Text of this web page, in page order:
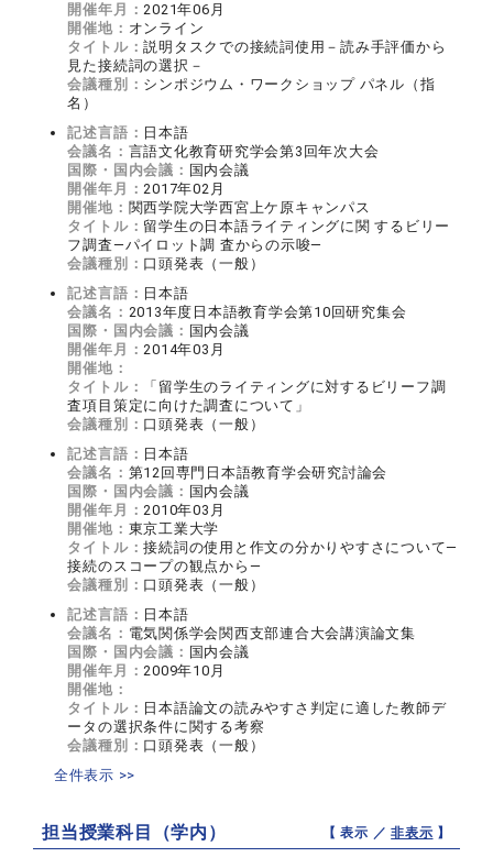
開催年月：2021年06月
開催地： オンライン
タイトル：説明タスクでの接続詞使用－読み手評価から
見た接続詞の選択－
会議種別： シンポジウム・ワークショップ パネル（指
名）
記述言語： 日本語
会議名： 言語文化教育研究学会第3回年次大会
国際・国内会議： 国内会議
開催年月：2017年02月
開催地： 関西学院大学西宮上ケ原キャンパス
タイトル： 留学生の日本語ライティングに関 するビリー
フ調査―パイロット調 査からの示唆―
会議種別： 口頭発表（一般）
記述言語： 日本語
会議名： 2013年度日本語教育学会第10回研究集会
国際・国内会議： 国内会議
開催年月：2014年03月
開催地：
タイトル：
「留学生のライティングに対するビリーフ調
査項目策定に向けた調査について」
会議種別： 口頭発表（一般）
記述言語： 日本語
会議名： 第12回専門日本語教育学会研究討論会
国際・国内会議： 国内会議
開催年月：2010年03月
開催地： 東京工業大学
タイトル：接続詞の使用と作文の分かりやすさについて―
接続のスコープの観点から―
会議種別： 口頭発表（一般）
記述言語： 日本語
会議名： 電気関係学会関西支部連合大会講演論文集
国際・国内会議： 国内会議
開催年月：2009年10月
開催地：
タイトル： 日本語論文の読みやすさ判定に適した教師デ
ータの選択条件に関する考察
会議種別： 口頭発表（一般）
全件表示 >>
担当授業科目（学内） 【 表示 ／非表示 】